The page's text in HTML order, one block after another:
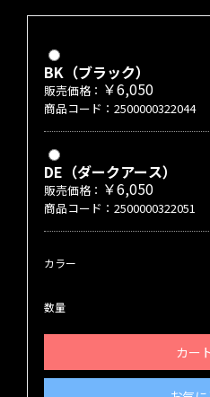
BK（ブラック）
販売価格： ￥6,050
商品コード：2500000322044
DE（ダークアース）
販売価格： ￥6,050
商品コード：2500000322051
カラー
数量
カー